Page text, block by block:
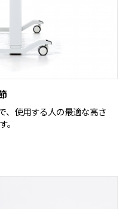
、使用する人の最適な高さ
。